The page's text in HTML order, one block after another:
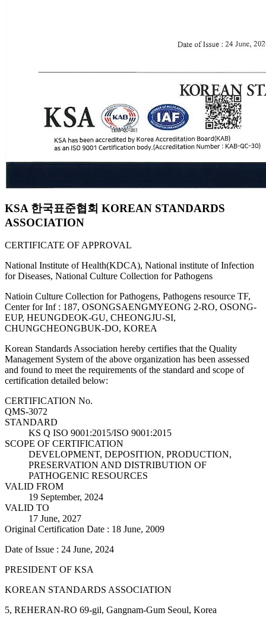
KSA 한국표준협회 KOREAN STANDARDS
ASSOCIATION
CERTIFICATE OF APPROVAL
National Institute of Health(KDCA), National institute of Infection
for Diseases, National Culture Collection for Pathogens
Natioin Culture Collection for Pathogens, Pathogens resource TF,
Center for Inf : 187, OSONGSAENGMYEONG 2-RO, OSONG-
EUP, HEUNGDEOK-GU, CHEONGJU-SI,
CHUNGCHEONGBUK-DO, KOREA
Korean Standards Association hereby certifies that the Quality
Management System of the above organization has been assessed
and found to meet the requirements of the standard and scope of
certification detailed below:
CERTIFICATION No.
QMS-3072
STANDARD
KS Q ISO 9001:2015/ISO 9001:2015
SCOPE OF CERTIFICATION
DEVELOPMENT, DEPOSITION, PRODUCTION,
PRESERVATION AND DISTRIBUTION OF
PATHOGENIC RESOURCES
VALID FROM
19 September, 2024
VALID TO
17 June, 2027
Original Certification Date : 18 June, 2009
Date of Issue : 24 June, 2024
PRESIDENT OF KSA
KOREAN STANDARDS ASSOCIATION
5, REHERAN-RO 69-gil, Gangnam-Gum Seoul, Korea